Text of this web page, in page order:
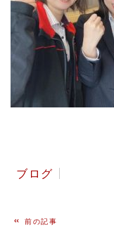
ブログ
«前の記事